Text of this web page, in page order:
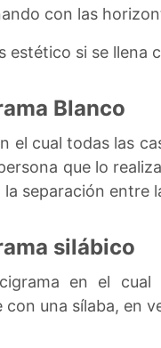
con las
estético si se llena
Blanco
el cual todas las
que lo
separación entre
silábico
en el cual
con una sílaba, en